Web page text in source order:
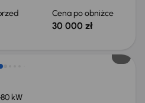
Cena po obniżce
30 000 zł
80 kW